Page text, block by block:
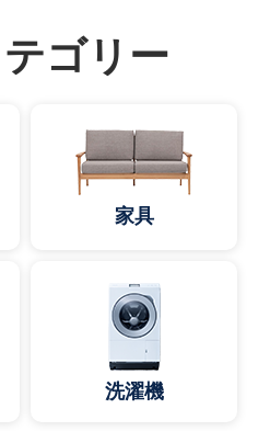
ゴリー
家具
洗濯機